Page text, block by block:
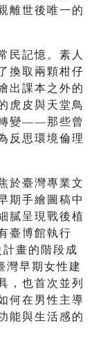
離世後唯一的
民記憶。素人
換取兩顆柑仔
出課本之外的
虎皮與天堂鳥
變——那些曾
反思環境倫理
於臺灣專業文
期手繪圖稿中
膩呈現戰後植
臺博館執行
畫的階段成
灣早期女性建
，也首次並列
何在男性主導
能與生活感的